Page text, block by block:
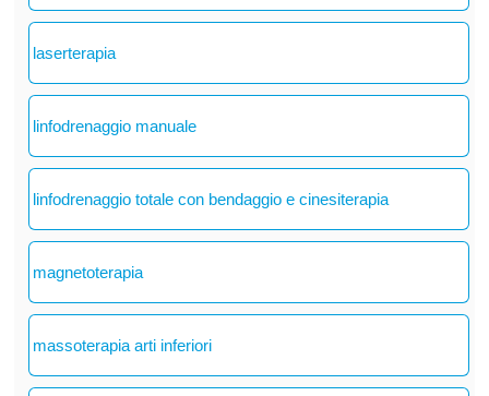
laserterapia
linfodrenaggio manuale
linfodrenaggio totale con bendaggio e cinesiterapia
magnetoterapia
massoterapia arti inferiori